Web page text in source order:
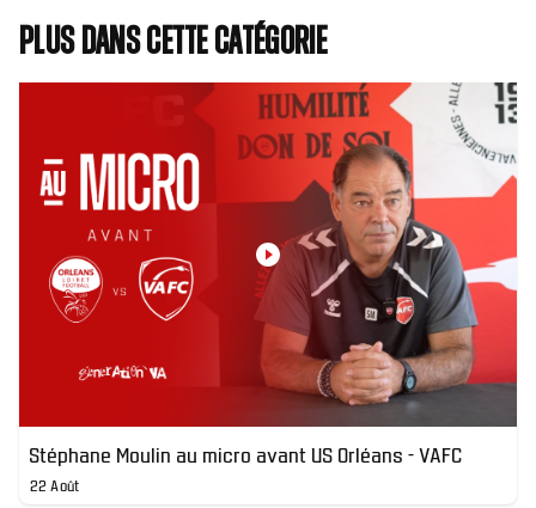
Plus dans cette catégorie
Stéphane Moulin au micro avant US Orléans - VAFC
22 Août